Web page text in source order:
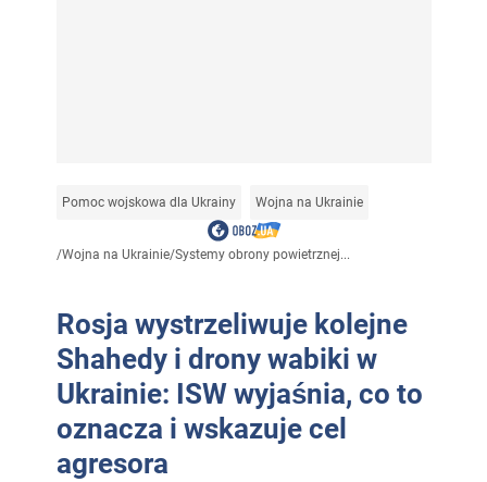
Pomoc wojskowa dla Ukrainy Wojna na Ukrainie
/Wojna na Ukrainie/Systemy obrony powietrznej...
Rosja wystrzeliwuje kolejne
Shahedy i drony wabiki w
Ukrainie: ISW wyjaśnia, co to
oznacza i wskazuje cel
agresora